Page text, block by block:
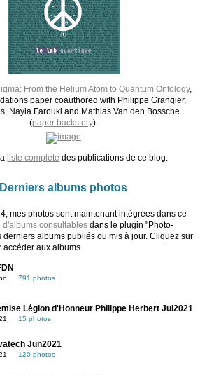
From the Helium Atom to Quantum Ontology,
paper coauthored with Philippe Grangier,
Nayla Farouki and Mathias Van den Bossche
(paper backstory).
liste complète des publications de ce blog.
Derniers albums photos
mes photos sont maintenant intégrées dans ce
d'albums consultablesdans le plugin "Photo-
derniers albums publiés ou mis à jour. Cliquez sur
accéder aux albums.
791 photos
Légion d'Honneur Philippe Herbert Jul2021
15 photos
Jun2021
120 photos